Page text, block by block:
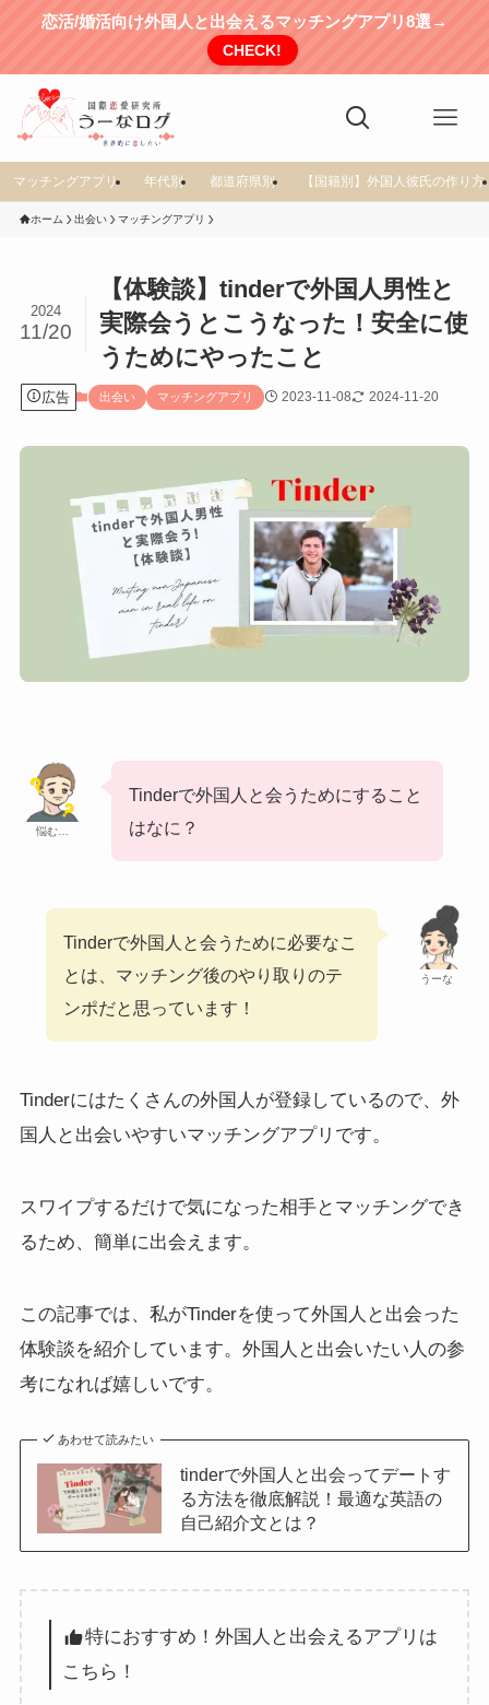
恋活/婚活向け外国人と出会えるマッチングアプリ8選→
CHECK!
マッチングアプリ 年代別 都道府県別 【国籍別】外国人彼氏の作り方
ホーム 出会い マッチングアプリ
【体験談】tinderで外国人男性と
実際会うとこうなった！安全に使
うためにやったこと
2024
11/20
広告 出会い マッチングアプリ 2023-11-08 2024-11-20
悩む…
Tinderで外国人と会うためにすること
はなに？
うーな
Tinderで外国人と会うために必要なこ
とは、マッチング後のやり取りのテ
ンポだと思っています！
Tinderにはたくさんの外国人が登録しているので、外
国人と出会いやすいマッチングアプリです。
スワイプするだけで気になった相手とマッチングでき
るため、簡単に出会えます。
この記事では、私がTinderを使って外国人と出会った
体験談を紹介しています。外国人と出会いたい人の参
考になれば嬉しいです。
あわせて読みたい
tinderで外国人と出会ってデートす
る方法を徹底解説！最適な英語の
自己紹介文とは？
特におすすめ！外国人と出会えるアプリは
こちら！